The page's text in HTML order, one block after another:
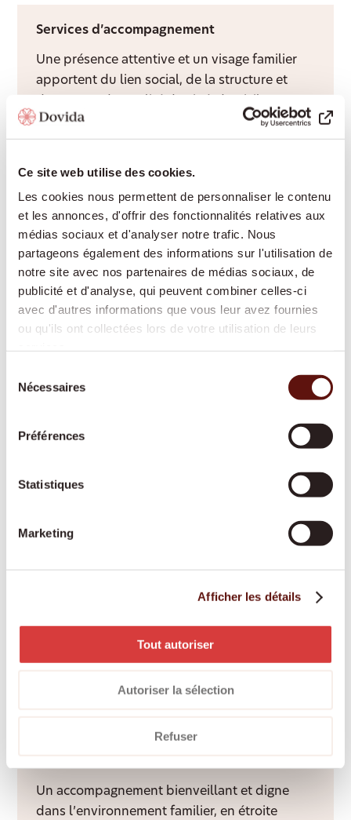
Ce site web utilise des cookies.
Les cookies nous permettent de personnaliser le contenu
et les annonces, d'offrir des fonctionnalités relatives aux
médias sociaux et d'analyser notre trafic. Nous
partageons également des informations sur l'utilisation de
notre site avec nos partenaires de médias sociaux, de
publicité et d'analyse, qui peuvent combiner celles-ci
avec d'autres informations que vous leur avez fournies
ou qu'ils ont collectées lors de votre utilisation de leurs
Nécessaires
Préférences
Statistiques
Marketing
Afficher les détails
Tout autoriser
Autoriser la sélection
Refuser
Services d’accompagnement
Une présence attentive et un visage familier
apportent du lien social, de la structure et
Aide après hospitalisation
Nous facilitons le retour à domicile après une
hospitalisation et adaptons
l’accompagnement au rythme de votre
rétablissement.
Garde de nuit
sécurité et de tranquillité à toute la famille.
Une aide respectueuse pour les soins
assurances-maladie et adaptée à vos besoins.
Engagement des proches aidants
long de l’année.
Un accompagnement bienveillant et digne
dans l’environnement familier, en étroite